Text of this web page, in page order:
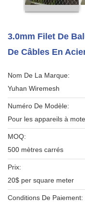
3.0mm Filet De
De Câbles En
Nom De La Marque:
Yuhan Wiremesh
Numéro De Modèle:
Pour les appareils à
MOQ:
500 mètres carrés
Prix:
20$ per square meter
Conditions De Paiement: